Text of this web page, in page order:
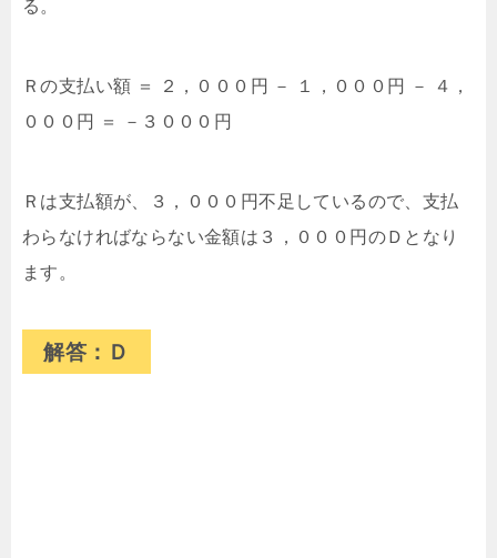
る。
Ｒの支払い額 ＝ ２，０００円 － １，０００円 － ４，
０００円 ＝ －３０００円
Ｒは支払額が、３，０００円不足しているので、支払
わらなければならない金額は３，０００円のＤとなり
ます。
解答：Ｄ